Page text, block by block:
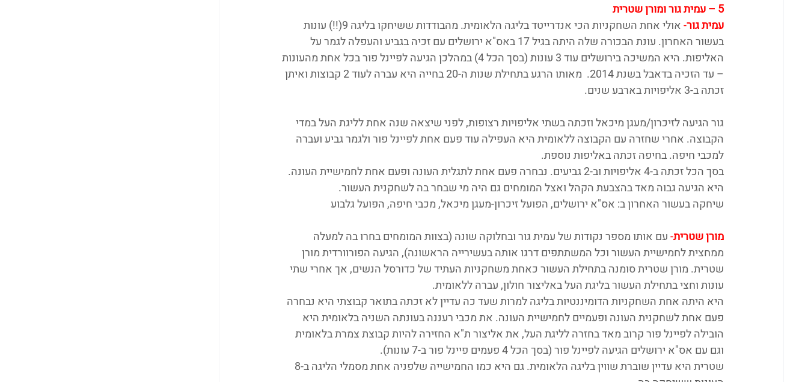
5 – עמית גור ומורן שטרית
עמית גור-
אולי אחת השחקניות הכי אנדרייטד בליגה הלאומית. מהבודדות ששיחקו בליגה 9(!!) עונות
בעשור האחרון. עונת הבכורה שלה היתה בגיל 17 באס"א ירושלים עם זכיה בגביע והעפלה לגמר על
האליפות. היא המשיכה בירושלים עוד 3 עונות (בסך הכל 4) במהלכן הגיעה לפיינל פור בכל אחת מהעונות
– עד הזכיה בדאבל בשנת 2014.  מאותו הרגע בתחילת שנות ה-20 בחייה היא עברה לעוד 2 קבוצות ואיתן
זכתה ב-3 אליפויות בארבע שנים.
גור הגיעה לזיכרון/מעגן מיכאל וזכתה בשתי אליפויות רצופות, לפני שיצאה שנה אחת לליגת העל במדי
הקבוצה. אחרי שחזרה עם הקבוצה ללאומית היא העפילה עוד פעם אחת לפיינל פור ולגמר גביע ועברה
למכבי חיפה. בחיפה זכתה באליפות נוספת.
בסך הכל זכתה ב-4 אליפויות וב-2 גביעים. נבחרה פעם אחת לתגלית העונה ופעם אחת לחמישיית העונה.
היא הגיעה גבוה מאד בהצבעת הקהל ואצל המומחים גם היה מי שבחר בה לשחקנית העשור.
שיחקה בעשור האחרון ב: אס"א ירושלים, הפועל זיכרון-מעגן מיכאל, מכבי חיפה, הפועל גלבוע
מורן שטרית- עם אותו מספר נקודות של עמית גור ובחלוקה שונה (בצוות המומחים בחרו בה למעלה
ממחצית לחמישיית העשור וכל המשתתפים דרגו אותה בעשירייה הראשונה), הגיעה הפורוורדית מורן
שטרית. מורן שטרית סומנה בתחילת העשור כאחת משחקניות העתיד של כדורסל הנשים, אך אחרי שתי
עונות וחצי בתחילת העשור בליגת העל באליצור חולון, עברה ללאומית.
היא היתה אחת השחקניות הדומיננטיות בליגה למרות שעד כה עדיין לא זכתה בתואר קבוצתי היא נבחרה
פעם אחת לשחקנית העונה ופעמיים לחמישיית העונה. את מכבי רעננה בעונתה השניה בלאומית היא
הובילה לפיינל פור קרוב מאד בחזרה לליגת העל, את אליצור ת"א החזירה להיות קבוצת צמרת בלאומית
וגם עם אס"א ירושלים הגיעה לפיינל פור (בסך הכל 4 פעמים פיינל פור ב-7 עונות).